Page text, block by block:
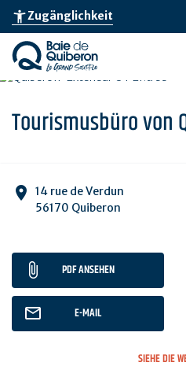
Skip
main
content
accessibility_newZugänglichkeit
Tourismusbüro von
14 rue de Verdun
56170 Quiberon
PDF ANSEHEN
E-MAIL
SIEHE DIE